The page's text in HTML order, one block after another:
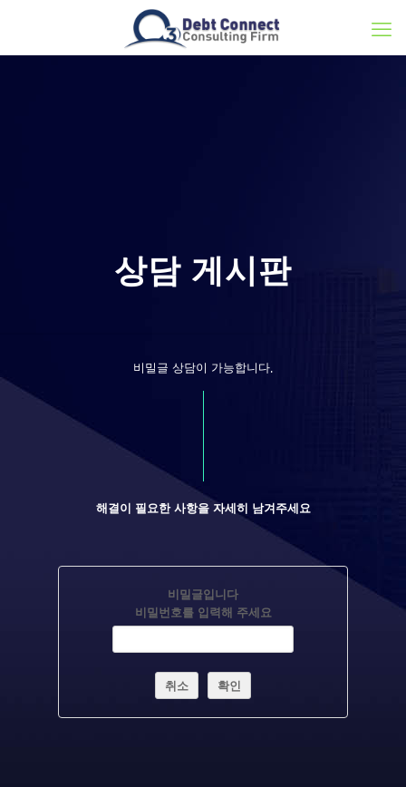
상담 게시판
비밀글 상담이 가능합니다.
해결이 필요한 사항을 자세히 남겨주세요
비밀글입니다
비밀번호를 입력해 주세요
취소 확인